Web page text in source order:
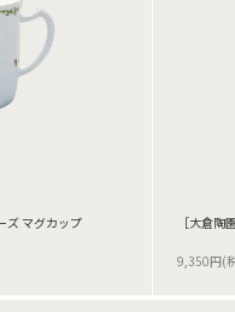
ズ マグカップ ［大倉
9,350円(